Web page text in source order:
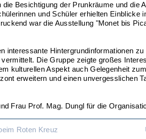
Besichtigung der Prunkräume und die
und Schüler erhielten Einblicke
war die Ausstellung "Monet bis
interessante Hintergrundinformationen
Die Gruppe zeigte großes
kulturellen Aspekt auch Gelegenheit
erweitern und einen unvergesslichen
Frau Prof. Mag. Dungl für die
Roten Kreuz